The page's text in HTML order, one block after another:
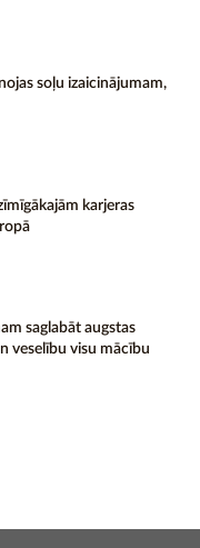
soļu izaicinājumam,
karjeras
saglabāt augstas
veselību visu mācību